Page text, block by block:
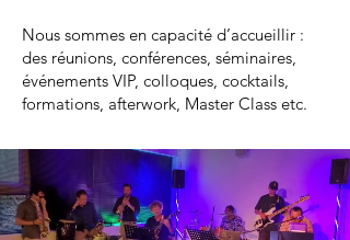
Nous sommes en capacité d’accueillir :
des réunions, conférences, séminaires,
événements VIP, colloques, cocktails,
formations, afterwork, Master Class etc.